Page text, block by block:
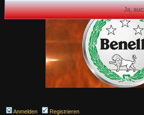
Ja,
Anmelden Registrieren